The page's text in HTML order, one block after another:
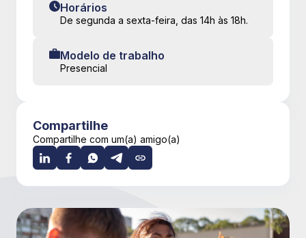
Horários
De segunda a sexta-feira, das 14h às 18h.
Modelo de trabalho
Presencial
Compartilhe
Compartilhe com um(a) amigo(a)